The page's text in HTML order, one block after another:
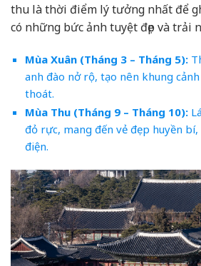
thu là thời điểm lý tưởng nhất để
có những bức ảnh tuyệt đẹp và trải
Mùa Xuân (Tháng 3 – Tháng 5):
anh đào nở rộ, tạo nên khung
thoát.
Mùa Thu (Tháng 9 – Tháng 10):
đỏ rực, mang đến vẻ đẹp huyền
điện.